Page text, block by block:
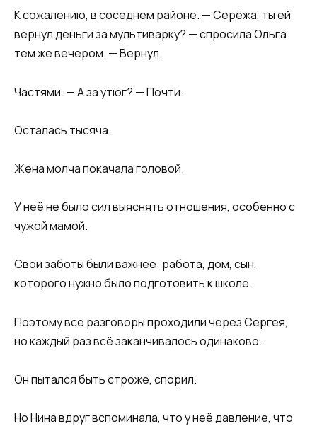
К сожалению, в соседнем районе. — Серёжа, ты ей
вернул деньги за мультиварку? — спросила Ольга
тем же вечером. — Вернул.
Частями. — А за утюг? — Почти.
Осталась тысяча.
Жена молча покачала головой.
У неё не было сил выяснять отношения, особенно с
чужой мамой.
Свои заботы были важнее: работа, дом, сын,
которого нужно было подготовить к школе.
Поэтому все разговоры проходили через Сергея,
но каждый раз всё заканчивалось одинаково.
Он пытался быть строже, спорил.
Но Нина вдруг вспоминала, что у неё давление, что